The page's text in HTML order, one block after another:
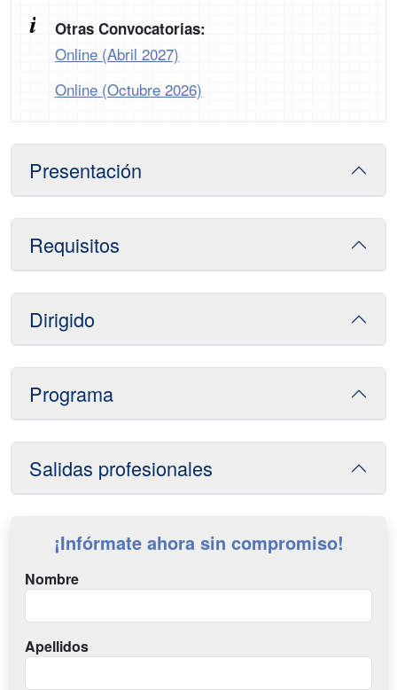
Otras Convocatorias:
Online (Abril 2027)
Online (Octubre 2026)
Presentación
Requisitos
Dirigido
Programa
Salidas profesionales
¡Infórmate ahora sin compromiso!
Nombre
Apellidos